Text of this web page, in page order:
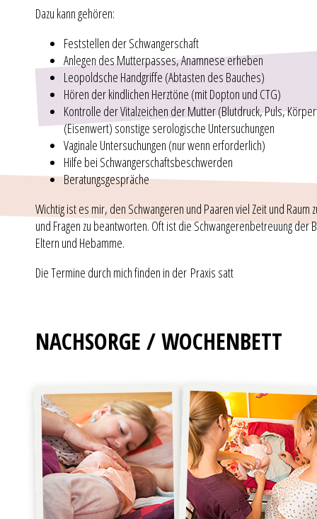
Dazu kann gehören:
Feststellen der Schwangerschaft
Anlegen des Mutterpasses, Anamnese erheben
Leopoldsche Handgriffe (Abtasten des Bauches)
Hören der kindlichen Herztöne (mit Dopton und CTG)
Kontrolle der Vitalzeichen der Mutter (Blutdruck, Puls,
(Eisenwert) sonstige serologische Untersuchungen
Vaginale Untersuchungen (nur wenn erforderlich)
Hilfe bei Schwangerschaftsbeschwerden
Beratungsgespräche
Wichtig ist es mir, den Schwangeren und Paaren viel Zeit und
und Fragen zu beantworten. Oft ist die Schwangerenbetreuung der
Eltern und Hebamme.
Die Termine durch mich finden in der Praxis satt
NACHSORGE / WOCHENBETT